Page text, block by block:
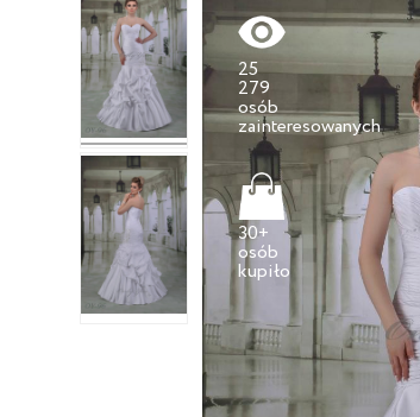
25
279
osób
zainteresowanych
30+
osób